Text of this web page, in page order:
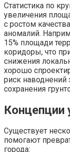
Статистика по
увеличения
с ростом
аномалий.
15% площади
коридоры, что
снижения
хорошо
риск наводнений
сохранения
Концепции
Существует
помогают
города: